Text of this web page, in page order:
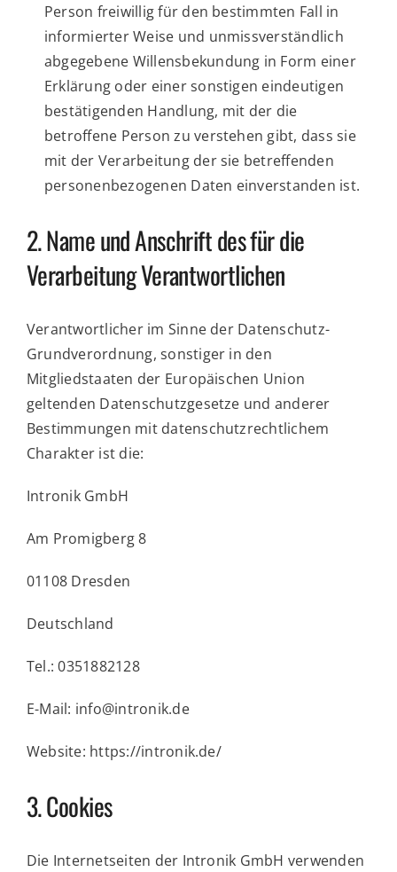
Person freiwillig für den bestimmten Fall in
informierter Weise und unmissverständlich
abgegebene Willensbekundung in Form einer
Erklärung oder einer sonstigen eindeutigen
bestätigenden Handlung, mit der die
betroffene Person zu verstehen gibt, dass sie
mit der Verarbeitung der sie betreffenden
personenbezogenen Daten einverstanden ist.
2. Name und Anschrift des für die
Verarbeitung Verantwortlichen
Verantwortlicher im Sinne der Datenschutz-
Grundverordnung, sonstiger in den
Mitgliedstaaten der Europäischen Union
geltenden Datenschutzgesetze und anderer
Bestimmungen mit datenschutzrechtlichem
Charakter ist die:
Intronik GmbH
Am Promigberg 8
01108 Dresden
Deutschland
Tel.: 0351882128
E-Mail: info@intronik.de
Website: https://intronik.de/
3. Cookies
Die Internetseiten der Intronik GmbH verwenden